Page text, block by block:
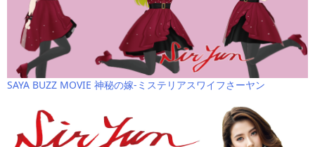
SAYA BUZZ MOVIE 神秘の嫁-ミステリアスワイフさーヤン